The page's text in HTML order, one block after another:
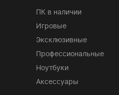
ПК в наличии
Игровые
Эксклюзивные
Профессиональные
Ноутбуки
Аксессуары